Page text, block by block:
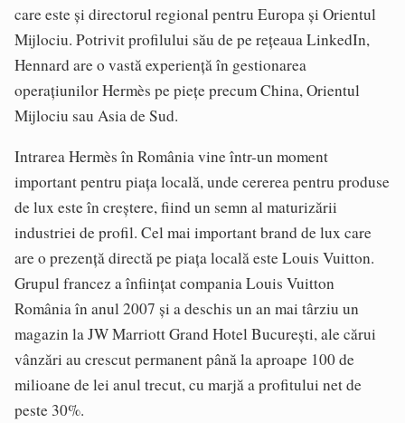
care este și directorul regional pentru Europa și Orientul
Mijlociu. Potrivit profilului său de pe rețeaua LinkedIn,
Hennard are o vastă experiență în gestionarea
operațiunilor Hermès pe piețe precum China, Orientul
Mijlociu sau Asia de Sud.
Intrarea Hermès în România vine într-un moment
important pentru piața locală, unde cererea pentru produse
de lux este în creștere, fiind un semn al maturizării
industriei de profil. Cel mai important brand de lux care
are o prezență directă pe piața locală este Louis Vuitton.
Grupul francez a înființat compania Louis Vuitton
România în anul 2007 și a deschis un an mai târziu un
magazin la JW Marriott Grand Hotel București, ale cărui
vânzări au crescut permanent până la aproape 100 de
milioane de lei anul trecut, cu marjă a profitului net de
peste 30%.